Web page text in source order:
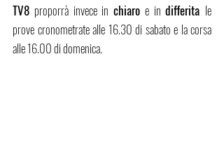
TV8 proporrà invece in chiaro e in differita le
prove cronometrate alle 16.30 di sabato e la corsa
alle 16.00 di domenica.